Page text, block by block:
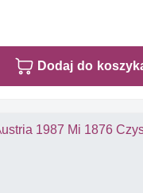
Dodaj do